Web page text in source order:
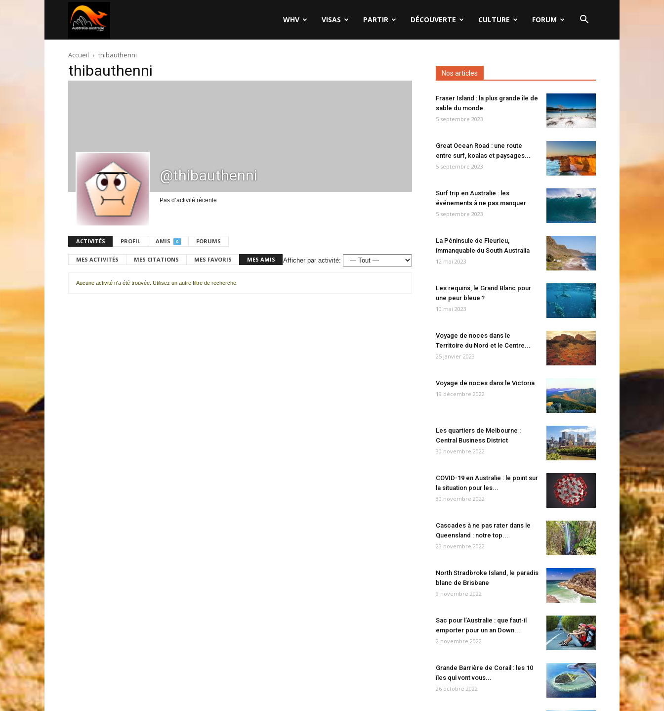
australie.com
WHV VISAS PARTIR DÉCOUVERTE CULTURE FORUM
Accueil thibauthenni
thibauthenni
@thibauthenni
Pas d’activité récente
ACTIVITÉS PROFIL AMIS 0 FORUMS
MES ACTIVITÉS MES CITATIONS MES FAVORIS MES AMIS Afficher par activité:
Aucune activité n'a été trouvée. Utilisez un autre filtre de recherche.
Nos articles
Fraser Island : la plus grande île de
sable du monde
5 septembre 2023
Great Ocean Road : une route
entre surf, koalas et paysages...
5 septembre 2023
Surf trip en Australie : les
événements à ne pas manquer
5 septembre 2023
La Péninsule de Fleurieu,
immanquable du South Australia
12 mai 2023
Les requins, le Grand Blanc pour
une peur bleue ?
10 mai 2023
Voyage de noces dans le
Territoire du Nord et le Centre...
25 janvier 2023
Voyage de noces dans le Victoria
19 décembre 2022
Les quartiers de Melbourne :
Central Business District
30 novembre 2022
COVID-19 en Australie : le point sur
la situation pour les...
30 novembre 2022
Cascades à ne pas rater dans le
Queensland : notre top...
23 novembre 2022
North Stradbroke Island, le paradis
blanc de Brisbane
9 novembre 2022
Sac pour l’Australie : que faut-il
emporter pour un an Down...
2 novembre 2022
Grande Barrière de Corail : les 10
îles qui vont vous...
26 octobre 2022